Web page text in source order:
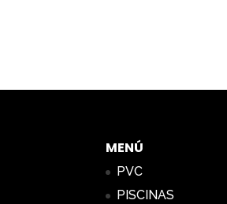
MENÚ
PVC
PISCINAS